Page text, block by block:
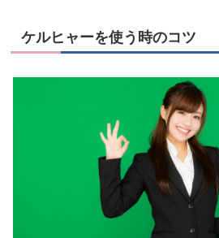
ケルヒャーを使う時のコツ